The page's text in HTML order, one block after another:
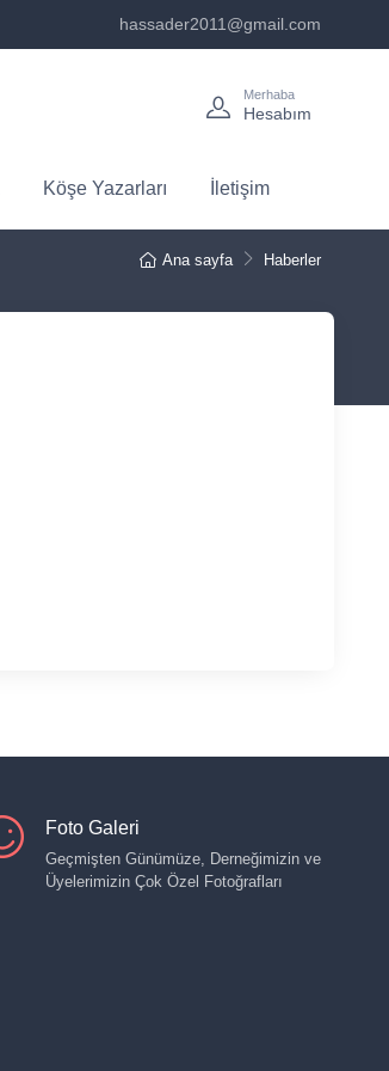
hassader2011@gmail.com
Merhaba
Hesabım
Köşe Yazarları İletişim
Ana sayfa Haberler
Foto Galeri
Geçmişten Günümüze, Derneğimizin ve
Üyelerimizin Çok Özel Fotoğrafları